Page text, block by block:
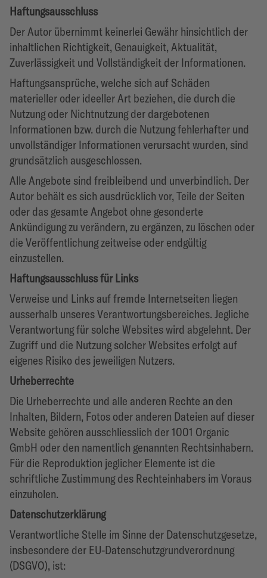
Haftungsausschluss
Der Autor übernimmt keinerlei Gewähr hinsichtlich der
inhaltlichen Richtigkeit, Genauigkeit, Aktualität,
Zuverlässigkeit und Vollständigkeit der Informationen.
Haftungsansprüche, welche sich auf Schäden
materieller oder ideeller Art beziehen, die durch die
Nutzung oder Nichtnutzung der dargebotenen
Informationen bzw. durch die Nutzung fehlerhafter und
unvollständiger Informationen verursacht wurden, sind
grundsätzlich ausgeschlossen.
Alle Angebote sind freibleibend und unverbindlich. Der
Autor behält es sich ausdrücklich vor, Teile der Seiten
oder das gesamte Angebot ohne gesonderte
Ankündigung zu verändern, zu ergänzen, zu löschen oder
die Veröffentlichung zeitweise oder endgültig
einzustellen.
Haftungsausschluss für Links
Verweise und Links auf fremde Internetseiten liegen
ausserhalb unseres Verantwortungsbereiches. Jegliche
Verantwortung für solche Websites wird abgelehnt. Der
Zugriff und die Nutzung solcher Websites erfolgt auf
eigenes Risiko des jeweiligen Nutzers.
Urheberrechte
Die Urheberrechte und alle anderen Rechte an den
Inhalten, Bildern, Fotos oder anderen Dateien auf dieser
Website gehören ausschliesslich der 1001 Organic
GmbH oder den namentlich genannten Rechtsinhabern.
Für die Reproduktion jeglicher Elemente ist die
schriftliche Zustimmung des Rechteinhabers im Voraus
einzuholen.
Datenschutzerklärung
Verantwortliche Stelle im Sinne der Datenschutzgesetze,
insbesondere der EU-Datenschutzgrundverordnung
(DSGVO), ist: